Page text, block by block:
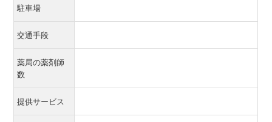
駐車場
交通手段
薬局の薬剤師
数
提供サービス